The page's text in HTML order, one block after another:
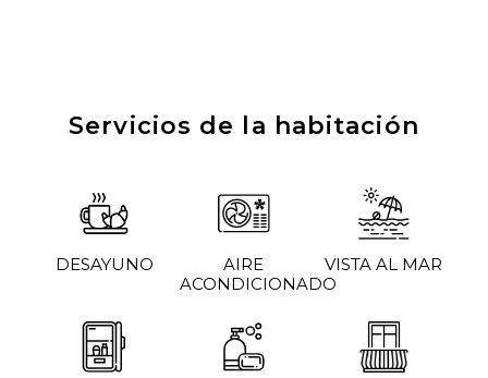
Servicios de la habitación
DESAYUNO
AIRE
ACONDICIONADO
VISTA AL MAR